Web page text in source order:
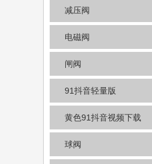
减压阀
电磁阀
闸阀
91抖音轻量版
黄色91抖音视频下载
球阀